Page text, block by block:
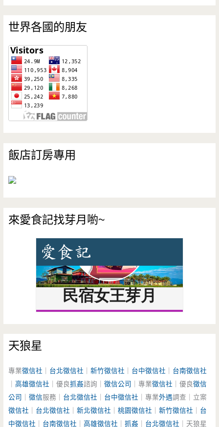
世界各國的朋友
飯店訂房專用
來愛食記找芽月喲~
天狼星
專業徵信社 台北徵信社 ｜新竹徵信社 台中徵信社
台南徵信社
｜高雄徵信社 ｜優良抓姦諮詢｜徵信公司 ｜專業徵信社 ｜優良徵信
公司 ｜徵信服務｜ 台北徵信社 台中徵信社 ｜專業外遇調查｜立案
徵信社
台北徵信社 ｜新北徵信社 ｜桃園徵信社 ｜新竹徵信社
台
中徵信社
台南徵信社 ｜高雄徵信社 ｜抓姦 台北徵信社 ｜天狼星